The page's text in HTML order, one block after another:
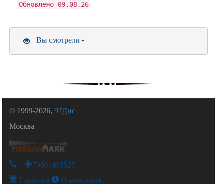
Обновлено 09.08.26
Вы смотрели
© 1999-2026,97Дис
Москва
+79801415527
Гарантия О компании